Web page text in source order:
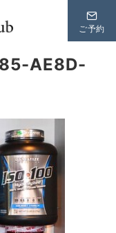
ご予約
AE8D-